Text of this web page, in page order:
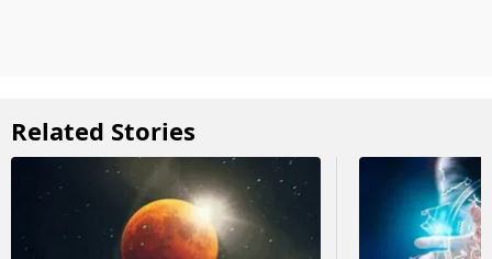
Related Stories